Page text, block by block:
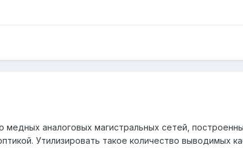
аналоговых магистральных сетей,
Утилизировать такое количество